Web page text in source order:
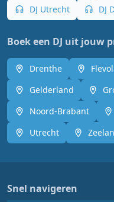
DJ Utrecht
DJ
Boek een DJ uit jouw
Drenthe
Gelderland
Noord-Brabant
Utrecht
Snel navigeren